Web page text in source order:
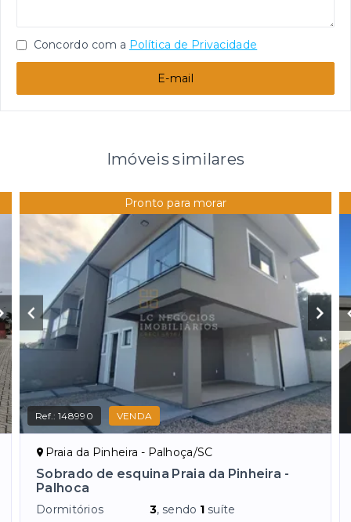
Concordo com a Política de Privacidade
E-mail
Imóveis similares
Pronto para morar
Ref.:148990 VENDA
Praia da Pinheira - Palhoça/SC
Sobrado de esquina Praia da Pinheira -
Palhoca
Dormitórios 3, sendo 1 suíte